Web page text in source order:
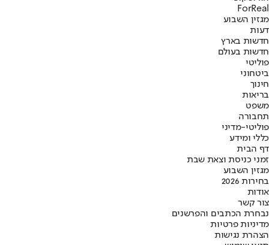
ForReal
מגזין השבוע
דעות
חדשות בארץ
חדשות בעולם
פוליטי
ביטחוני
חינוך
בריאות
משפט
תחבורה
פוליטי-מדיני
כללי ומידע
דף הבית
זמני כניסת וצאת שבת
מגזין השבוע
בחירות 2026
אודות
צור קשר
נבחרת הכתבים והפרשנים
מדיניות פרטיות
הצהרת נגישות